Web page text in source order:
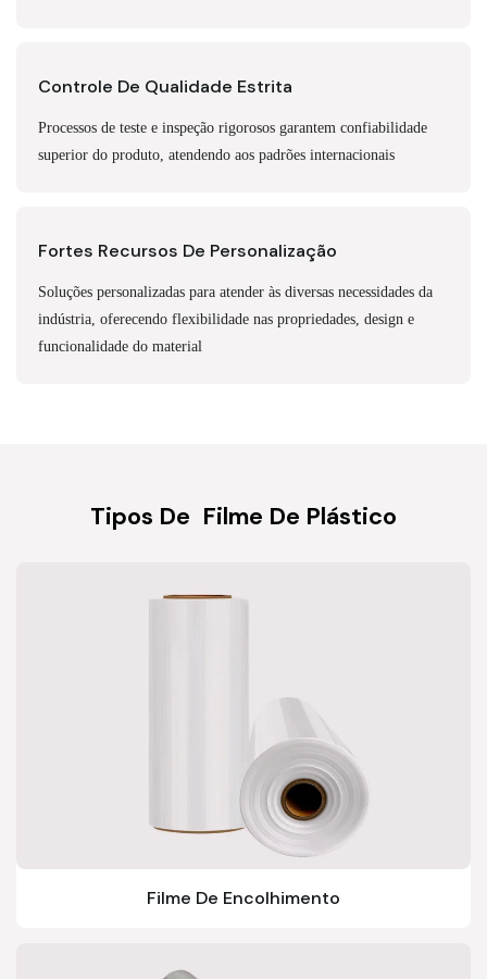
Controle De Qualidade Estrita
Processos de teste e inspeção rigorosos garantem confiabilidade
superior do produto, atendendo aos padrões internacionais
Fortes Recursos De Personalização
Soluções personalizadas para atender às diversas necessidades da
indústria, oferecendo flexibilidade nas propriedades, design e
funcionalidade do material
Tipos De Filme De Plástico
Filme De Encolhimento